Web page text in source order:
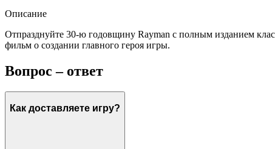
Описание
Отпразднуйте 30-ю годовщину Rayman с полным изданием
фильм о создании главного героя игры.
Вопрос – ответ
Как доставляете игру?